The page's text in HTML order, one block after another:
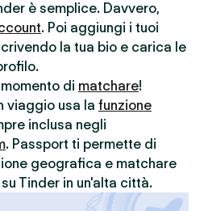
è semplice. Davvero,
. Poi aggiungi i tuoi
la tua bio e carica le
di matchare!
viaggio usa la funzione
inclusa negli
. Passport ti permette di
geografica e matchare
Tinder in un'alta città.